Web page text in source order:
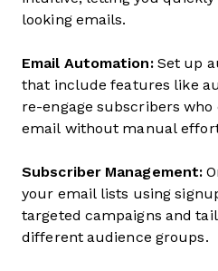
looking emails.
Email Automation:Set up
that include features like
re-engage subscribers
email without manual
Subscriber Management:
your email lists using
targeted campaigns and
different audience groups.